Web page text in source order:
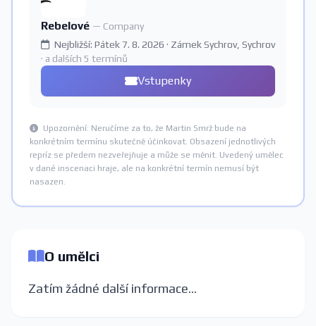
Rebelové — Company
Nejbližší: Pátek 7. 8. 2026 · Zámek Sychrov, Sychrov
· a dalších 5 termínů
Vstupenky
Upozornění: Neručíme za to, že Martin Smrž bude na
konkrétním termínu skutečně účinkovat. Obsazení jednotlivých
repríz se předem nezveřejňuje a může se měnit. Uvedený umělec
v dané inscenaci hraje, ale na konkrétní termín nemusí být
nasazen.
O umělci
Zatím žádné další informace...